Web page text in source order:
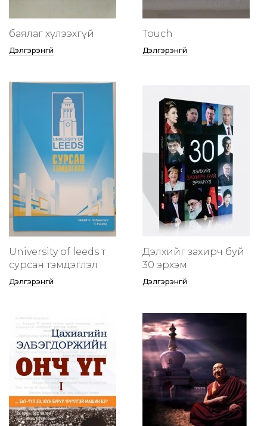
баялаг хүлээхгүй
Дэлгэрэнгүй
Touch
Дэлгэрэнгүй
University of leeds т
сурсан тэмдэглэл
Дэлгэрэнгүй
Дэлхийг захирч буй
30 эрхэм
Дэлгэрэнгүй